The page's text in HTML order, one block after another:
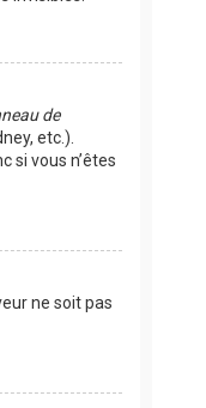
de
etc.).
si vous n’êtes
ne soit pas